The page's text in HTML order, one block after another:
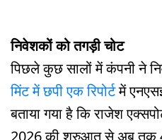
निवेशकों को तगड़ी चोट
पिछले कुछ सालों में कंपनी ने
मिंट में छपी एक रिपोर्टमें
बताया गया है कि राजेश